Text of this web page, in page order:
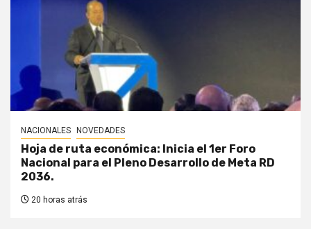
NACIONALES NOVEDADES
Hoja de ruta económica: Inicia el 1er Foro
Nacional para el Pleno Desarrollo de Meta RD
2036.
20 horas atrás